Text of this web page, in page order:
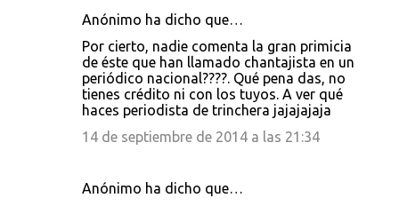
Anónimo ha dicho que…
Por cierto, nadie comenta la gran primicia
de éste que han llamado chantajista en un
periódico nacional????. Qué pena das, no
tienes crédito ni con los tuyos. A ver qué
haces periodista de trinchera jajajajaja
14 de septiembre de 2014 a las 21:34
Anónimo ha dicho que…